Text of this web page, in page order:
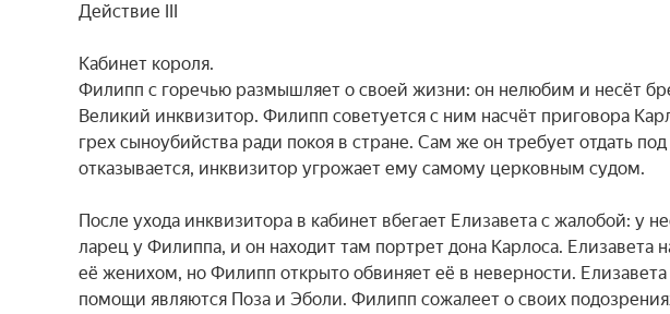
Действие III
Кабинет короля.
Филипп с горечью размышляет о своей жизни: он нелюбим и несёт
Великий инквизитор. Филипп советуется с ним насчёт приговора
грех сыноубийства ради покоя в стране. Сам же он требует отдать
отказывается, инквизитор угрожает ему самому церковным судом.
После ухода инквизитора в кабинет вбегает Елизавета с жалобой: у
ларец у Филиппа, и он находит там портрет дона Карлоса.
её женихом, но Филипп открыто обвиняет её в неверности.
помощи являются Поза и Эболи. Филипп сожалеет о своих